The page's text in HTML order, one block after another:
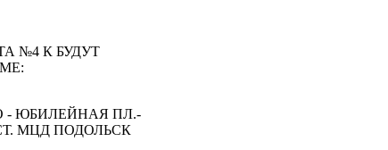
№4 К БУДУТ
- ЮБИЛЕЙНАЯ ПЛ.-
МЦД ПОДОЛЬСК